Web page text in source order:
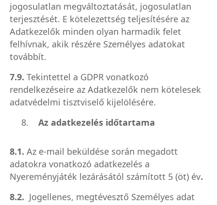
jogosulatlan megváltoztatását, jogosulatlan
terjesztését. E kötelezettség teljesítésére az
Adatkezelők minden olyan harmadik felet
felhívnak, akik részére Személyes adatokat
továbbít.
7.9. Tekintettel a GDPR vonatkozó
rendelkezéseire az Adatkezelők nem kötelesek
adatvédelmi tisztviselő kijelölésére.
8. Az adatkezelés időtartama
8.1. Az e-mail beküldése során megadott
adatokra vonatkozó adatkezelés a
Nyereményjáték lezárásától számított 5 (öt) év.
8.2. Jogellenes, megtévesztő Személyes adat